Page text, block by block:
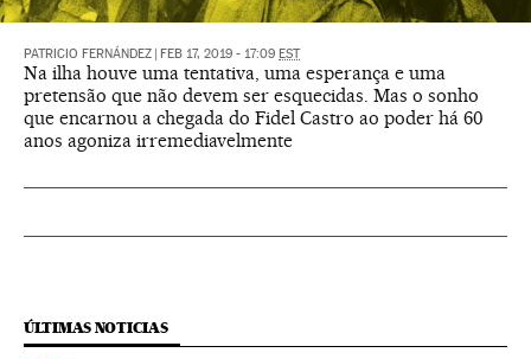
PATRICIO FERNÁNDEZ FEB 17, 2019 - 17:09 EST
Na ilha houve uma tentativa, uma esperança e uma
pretensão que não devem ser esquecidas. Mas o sonho
que encarnou a chegada do Fidel Castro ao poder há 60
anos agoniza irremediavelmente
ÚLTIMAS NOTICIAS